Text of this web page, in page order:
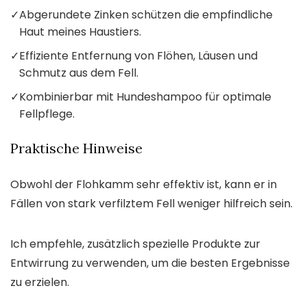
✓Abgerundete Zinken schützen die empfindliche
Haut meines Haustiers.
✓Effiziente Entfernung von Flöhen, Läusen und
Schmutz aus dem Fell.
✓Kombinierbar mit Hundeshampoo für optimale
Fellpflege.
Praktische Hinweise
Obwohl der Flohkamm sehr effektiv ist, kann er in
Fällen von stark verfilztem Fell weniger hilfreich sein.
Ich empfehle, zusätzlich spezielle Produkte zur
Entwirrung zu verwenden, um die besten Ergebnisse
zu erzielen.